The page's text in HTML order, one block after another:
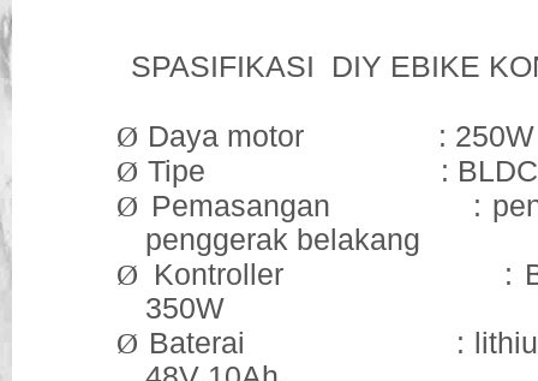
SPASIFIKASI DIY EBIKE
Ø Daya motor : 250W -
Ø Tipe : BLDC
Ø Pemasangan :
penggerak belakang
Ø Kontroller :
350W
Ø Baterai : lithium